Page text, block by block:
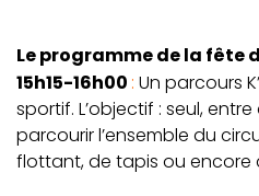
Le programme de la fête
15h15-16h00 : Un parcours
sportif. L’objectif : seul,
parcourir l’ensemble du
flottant, de tapis ou